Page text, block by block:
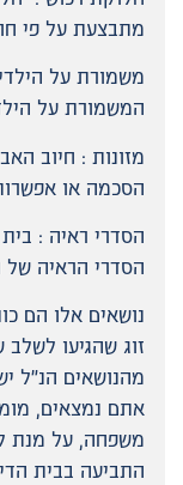
מתבצעת על פי
משמורת על
המשמורת על
מזונות : חיוב
הסכמה או
הסדרי ראיה :
הסדרי הראיה של
נושאים אלו הם
זוג שהגיעו
מהנושאים הנ"ל
אתם נמצאים,
משפחה, על מנת
התביעה בבית